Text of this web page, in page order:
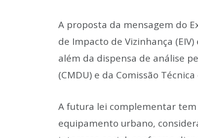
A proposta da mensagem do
de Impacto de Vizinhança
além da dispensa de análise
(CMDU) e da Comissão
A futura lei complementar tem
equipamento urbano,